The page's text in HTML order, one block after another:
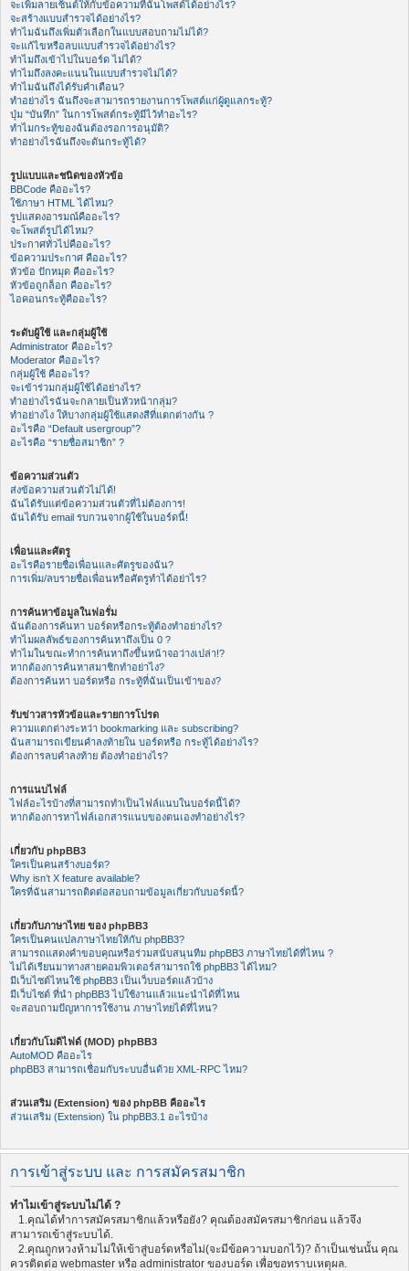
จะเพิ่มลายเซ็นต์ให้กับข้อความที่ฉันโพสต์ได้อย่างไร?
จะสร้างแบบสำรวจได้อย่างไร?
ทำไมฉันถึงเพิ่มตัวเลือกในแบบสอบถามไม่ได้?
จะแก้ไขหรือลบแบบสำรวจได้อย่างไร?
ทำไมถึงเข้าไปในบอร์ด ไม่ได้?
ทำไมถึงลงคะแนนในแบบสำรวจไม่ได้?
ทำไมฉันถึงได้รับคำเตือน?
ทำอย่างไร ฉันถึงจะสามารถรายงานการโพสต์แก่ผู้ดูแลกระทู้?
ปุ่ม “บันทึก” ในการโพสต์กระทู้มีไว้ทำอะไร?
ทำไมกระทู้ของฉันต้องรอการอนุมัติ?
ทำอย่างไรฉันถึงจะดันกระทู้ได้?
รูปแบบและชนิดของหัวข้อ
BBCode คืออะไร?
ใช้ภาษา HTML ได้ไหม?
รูปแสดงอารมณ์คืออะไร?
จะโพสต์รูปได้ไหม?
ประกาศทั่วไปคืออะไร?
ข้อความประกาศ คืออะไร?
หัวข้อ ปักหมุด คืออะไร?
หัวข้อถูกล็อก คืออะไร?
ไอคอนกระทู้คืออะไร?
ระดับผู้ใช้ และกลุ่มผู้ใช้
Administrator คืออะไร?
Moderator คืออะไร?
กลุ่มผู้ใช้ คืออะไร?
จะเข้าร่วมกลุ่มผู้ใช้ได้อย่างไร?
ทำอย่างไรฉันจะกลายเป็นหัวหน้ากลุ่ม?
ทำอย่างไง ให้บางกลุ่มผู้ใช้แสดงสีที่แตกต่างกัน ?
อะไรคือ “Default usergroup”?
อะไรคือ “รายชื่อสมาชิก” ?
ข้อความส่วนตัว
ส่งข้อความส่วนตัวไม่ได้!
ฉันได้รับแต่ข้อความส่วนตัวที่ไม่ต้องการ!
ฉันได้รับ email รบกวนจากผู้ใช้ในบอร์ดนี้!
เพื่อนและศัตรู
อะไรคือรายชื่อเพื่อนและศัตรูของฉัน?
การเพิ่ม/ลบรายชื่อเพื่อนหรือศัตรูทำได้อย่าไร?
การค้นหาข้อมูลในฟอรั่ม
ฉันต้องการค้นหา บอร์ดหรือกระทู้ต้องทำอย่างไร?
ทำไมผลลัพธ์ของการค้นหาถึงเป็น 0 ?
ทำไมในขณะทำการค้นหาถึงขึ้นหน้าจอว่างเปล่า!?
หากต้องการค้นหาสมาชิกทำอย่าไง?
ต้องการค้นหา บอร์ดหรือ กระทู้ที่ฉันเป็นเข้าของ?
รับข่าวสารหัวข้อและรายการโปรด
ความแตกต่างระหว่า bookmarking และ subscribing?
ฉันสามารถเขียนคำลงท้ายใน บอร์ดหรือ กระทู้ได้อย่างไร?
ต้องการลบคำลงท้าย ต้องทำอย่างไร?
การแนบไฟล์
ไฟล์อะไรบ้างที่สามารถทำเป็นไฟล์แนบในบอร์ดนี้ได้?
หากต้องการหาไฟล์เอกสารแนบของตนเองทำอย่างไร?
เกี่ยวกับ phpBB3
ใครเป็นคนสร้างบอร์ด?
Why isn’t X feature available?
ใครที่ฉันสามารถติดต่อสอบถามข้อมูลเกี่ยวกับบอร์ดนี้?
เกี่ยวกับภาษาไทย ของ phpBB3
ใครเป็นคนแปลภาษาไทยให้กับ phpBB3?
สามารถแสดงคำขอบคุณหรือร่วมสนับสนุนทีม phpBB3 ภาษาไทยได้ที่ไหน ?
ไม่ได้เรียนมาทางสายคอมพิวเตอร์สามารถใช้ phpBB3 ได้ไหม?
มีเว็บไซต์ไหนใช้ phpBB3 เป็นเว็บบอร์ดแล้วบ้าง
มีเว็บไซต์ ที่นำ phpBB3 ไปใช้งานแล้วแนะนำได้ที่ไหน
จะสอบถามปัญหาการใช้งาน ภาษาไทยได้ที่ไหน?
เกี่ยวกับโมดิไฟด์ (MOD) phpBB3
AutoMOD คืออะไร
phpBB3 สามารถเชื่อมกับระบบอื่นด้วย XML-RPC ไหม?
ส่วนเสริม (Extension) ของ phpBB คืออะไร
ส่วนเสริม (Extension) ใน phpBB3.1 อะไรบ้าง
การเข้าสู่ระบบ และ การสมัครสมาชิก
ทำไมเข้าสู่ระบบไม่ได้ ?
1.คุณได้ทำการสมัครสมาชิกแล้วหรือยัง? คุณต้องสมัครสมาชิกก่อน แล้วจึง
สามารถเข้าสู่ระบบได้.
2.คุณถูกหวงห้ามไม่ให้เข้าสู่บอร์ดหรือไม่(จะมีข้อความบอกไว้)? ถ้าเป็นเช่นนั้น คุณ
ควรติดต่อ webmaster หรือ administrator ของบอร์ด เพื่อขอทราบเหตุผล.